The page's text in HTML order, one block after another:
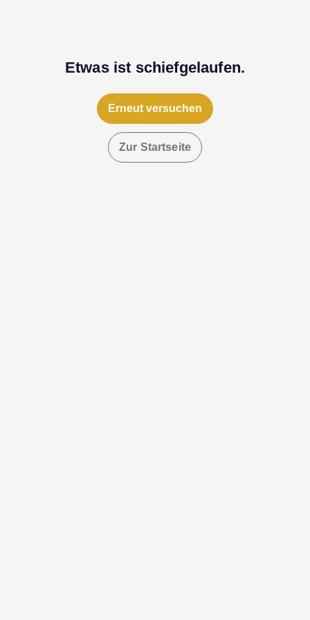
Etwas ist schiefgelaufen.
Erneut versuchen
Zur Startseite